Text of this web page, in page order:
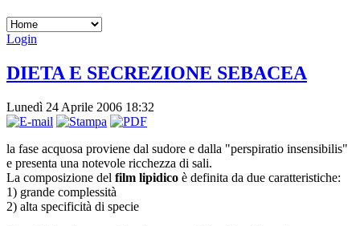
Login
DIETA E SECREZIONE SEBACEA
Lunedì 24 Aprile 2006 18:32
la fase acquosa proviene dal sudore e dalla "perspiratio insensibilis"
e presenta una notevole ricchezza di sali.
La composizione del film lipidico è definita da due caratteristiche:
1) grande complessità
2) alta specificità di specie